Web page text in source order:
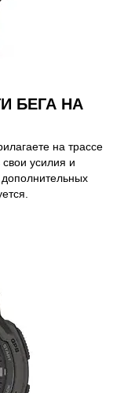
БЕГА НА
на трассе
усилия и
дополнительных